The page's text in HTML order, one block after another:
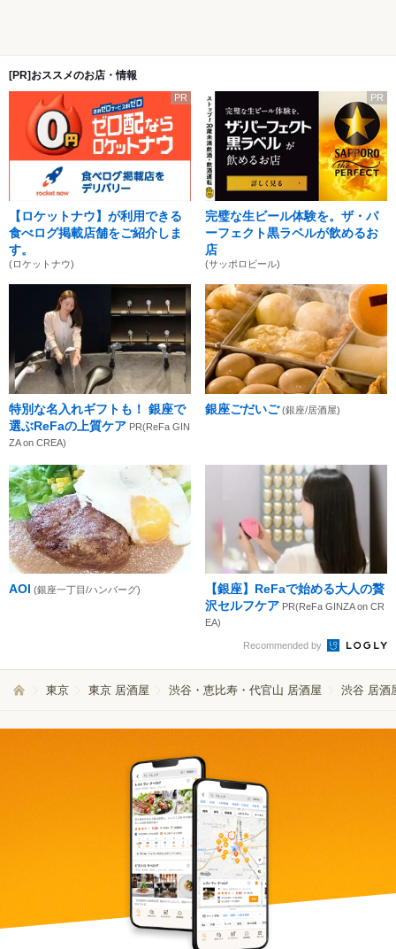
[PR]おススメのお店・情報
PR
【ロケットナウ】が利用できる
食べログ掲載店舗をご紹介しま
す。
(ロケットナウ)
PR
完璧な生ビール体験を。ザ・パ
ーフェクト黒ラベルが飲めるお
店
(サッポロビール)
特別な名入れギフトも！ 銀座で
選ぶReFaの上質ケア PR(ReFa GIN
ZA on CREA)
銀座ごだいご (銀座/居酒屋)
AOI (銀座一丁目/ハンバーグ)
【銀座】ReFaで始める大人の贅
沢セルフケア PR(ReFa GINZA on CR
EA)
Recommended by
東京 東京 居酒屋 渋谷・恵比寿・代官山 居酒屋 渋谷 居酒